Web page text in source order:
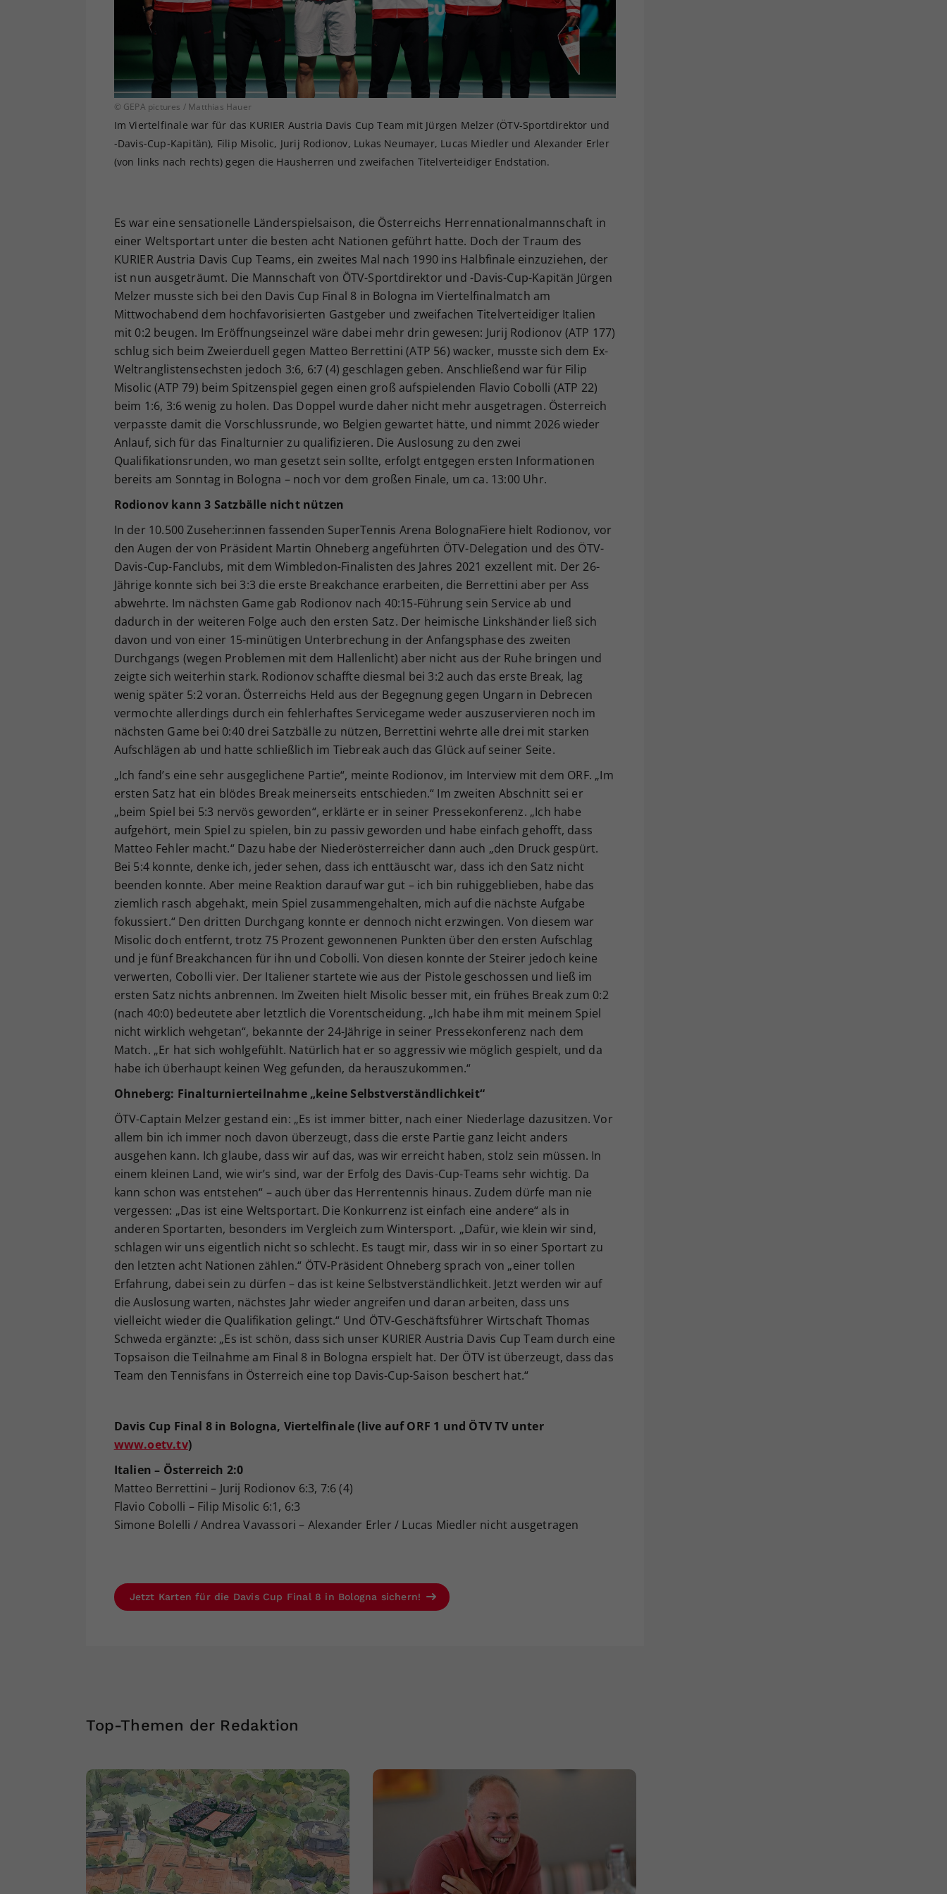
© GEPA pictures / Matthias Hauer
Im Viertelfinale war für das KURIER Austria Davis Cup Team mit Jürgen Melzer (ÖTV-Sportdirektor und
-Davis-Cup-Kapitän), Filip Misolic, Jurij Rodionov, Lukas Neumayer, Lucas Miedler und Alexander Erler
(von links nach rechts) gegen die Hausherren und zweifachen Titelverteidiger Endstation.
Es war eine sensationelle Länderspielsaison, die Österreichs Herrennationalmannschaft in
einer Weltsportart unter die besten acht Nationen geführt hatte. Doch der Traum des
KURIER Austria Davis Cup Teams, ein zweites Mal nach 1990 ins Halbfinale einzuziehen, der
ist nun ausgeträumt. Die Mannschaft von ÖTV-Sportdirektor und -Davis-Cup-Kapitän Jürgen
Melzer musste sich bei den Davis Cup Final 8 in Bologna im Viertelfinalmatch am
Mittwochabend dem hochfavorisierten Gastgeber und zweifachen Titelverteidiger Italien
mit 0:2 beugen. Im Eröffnungseinzel wäre dabei mehr drin gewesen: Jurij Rodionov (ATP 177)
schlug sich beim Zweierduell gegen Matteo Berrettini (ATP 56) wacker, musste sich dem Ex-
Weltranglistensechsten jedoch 3:6, 6:7 (4) geschlagen geben. Anschließend war für Filip
Misolic (ATP 79) beim Spitzenspiel gegen einen groß aufspielenden Flavio Cobolli (ATP 22)
beim 1:6, 3:6 wenig zu holen. Das Doppel wurde daher nicht mehr ausgetragen. Österreich
verpasste damit die Vorschlussrunde, wo Belgien gewartet hätte, und nimmt 2026 wieder
Anlauf, sich für das Finalturnier zu qualifizieren. Die Auslosung zu den zwei
Qualifikationsrunden, wo man gesetzt sein sollte, erfolgt entgegen ersten Informationen
bereits am Sonntag in Bologna – noch vor dem großen Finale, um ca. 13:00 Uhr.
Rodionov kann 3 Satzbälle nicht nützen
In der 10.500 Zuseher:innen fassenden SuperTennis Arena BolognaFiere hielt Rodionov, vor
den Augen der von Präsident Martin Ohneberg angeführten ÖTV-Delegation und des ÖTV-
Davis-Cup-Fanclubs, mit dem Wimbledon-Finalisten des Jahres 2021 exzellent mit. Der 26-
Jährige konnte sich bei 3:3 die erste Breakchance erarbeiten, die Berrettini aber per Ass
abwehrte. Im nächsten Game gab Rodionov nach 40:15-Führung sein Service ab und
dadurch in der weiteren Folge auch den ersten Satz. Der heimische Linkshänder ließ sich
davon und von einer 15-minütigen Unterbrechung in der Anfangsphase des zweiten
Durchgangs (wegen Problemen mit dem Hallenlicht) aber nicht aus der Ruhe bringen und
zeigte sich weiterhin stark. Rodionov schaffte diesmal bei 3:2 auch das erste Break, lag
wenig später 5:2 voran. Österreichs Held aus der Begegnung gegen Ungarn in Debrecen
vermochte allerdings durch ein fehlerhaftes Servicegame weder auszuservieren noch im
nächsten Game bei 0:40 drei Satzbälle zu nützen, Berrettini wehrte alle drei mit starken
Aufschlägen ab und hatte schließlich im Tiebreak auch das Glück auf seiner Seite.
„Ich fand’s eine sehr ausgeglichene Partie“, meinte Rodionov, im Interview mit dem ORF. „Im
ersten Satz hat ein blödes Break meinerseits entschieden.“ Im zweiten Abschnitt sei er
„beim Spiel bei 5:3 nervös geworden“, erklärte er in seiner Pressekonferenz. „Ich habe
aufgehört, mein Spiel zu spielen, bin zu passiv geworden und habe einfach gehofft, dass
Matteo Fehler macht.“ Dazu habe der Niederösterreicher dann auch „den Druck gespürt.
Bei 5:4 konnte, denke ich, jeder sehen, dass ich enttäuscht war, dass ich den Satz nicht
beenden konnte. Aber meine Reaktion darauf war gut – ich bin ruhiggeblieben, habe das
ziemlich rasch abgehakt, mein Spiel zusammengehalten, mich auf die nächste Aufgabe
fokussiert.“ Den dritten Durchgang konnte er dennoch nicht erzwingen. Von diesem war
Misolic doch entfernt, trotz 75 Prozent gewonnenen Punkten über den ersten Aufschlag
und je fünf Breakchancen für ihn und Cobolli. Von diesen konnte der Steirer jedoch keine
verwerten, Cobolli vier. Der Italiener startete wie aus der Pistole geschossen und ließ im
ersten Satz nichts anbrennen. Im Zweiten hielt Misolic besser mit, ein frühes Break zum 0:2
(nach 40:0) bedeutete aber letztlich die Vorentscheidung. „Ich habe ihm mit meinem Spiel
nicht wirklich wehgetan“, bekannte der 24-Jährige in seiner Pressekonferenz nach dem
Match. „Er hat sich wohlgefühlt. Natürlich hat er so aggressiv wie möglich gespielt, und da
habe ich überhaupt keinen Weg gefunden, da herauszukommen.“
Ohneberg: Finalturnierteilnahme „keine Selbstverständlichkeit“
ÖTV-Captain Melzer gestand ein: „Es ist immer bitter, nach einer Niederlage dazusitzen. Vor
allem bin ich immer noch davon überzeugt, dass die erste Partie ganz leicht anders
ausgehen kann. Ich glaube, dass wir auf das, was wir erreicht haben, stolz sein müssen. In
einem kleinen Land, wie wir’s sind, war der Erfolg des Davis-Cup-Teams sehr wichtig. Da
kann schon was entstehen“ – auch über das Herrentennis hinaus. Zudem dürfe man nie
vergessen: „Das ist eine Weltsportart. Die Konkurrenz ist einfach eine andere“ als in
anderen Sportarten, besonders im Vergleich zum Wintersport. „Dafür, wie klein wir sind,
schlagen wir uns eigentlich nicht so schlecht. Es taugt mir, dass wir in so einer Sportart zu
den letzten acht Nationen zählen.“ ÖTV-Präsident Ohneberg sprach von „einer tollen
Erfahrung, dabei sein zu dürfen – das ist keine Selbstverständlichkeit. Jetzt werden wir auf
die Auslosung warten, nächstes Jahr wieder angreifen und daran arbeiten, dass uns
vielleicht wieder die Qualifikation gelingt.“ Und ÖTV-Geschäftsführer Wirtschaft Thomas
Schweda ergänzte: „Es ist schön, dass sich unser KURIER Austria Davis Cup Team durch eine
Topsaison die Teilnahme am Final 8 in Bologna erspielt hat. Der ÖTV ist überzeugt, dass das
Team den Tennisfans in Österreich eine top Davis-Cup-Saison beschert hat.“
Davis Cup Final 8 in Bologna, Viertelfinale (live auf ORF 1 und ÖTV TV unter
www.oetv.tv)
Italien – Österreich 2:0
Matteo Berrettini – Jurij Rodionov 6:3, 7:6 (4)
Flavio Cobolli – Filip Misolic 6:1, 6:3
Simone Bolelli / Andrea Vavassori – Alexander Erler / Lucas Miedler nicht ausgetragen
Jetzt Karten für die Davis Cup Final 8 in Bologna sichern!
Top-Themen der Redaktion
Ihrer vorgenommen Einstellungen, falls der
Webseiten-Betreiber dies eingestellt hat.